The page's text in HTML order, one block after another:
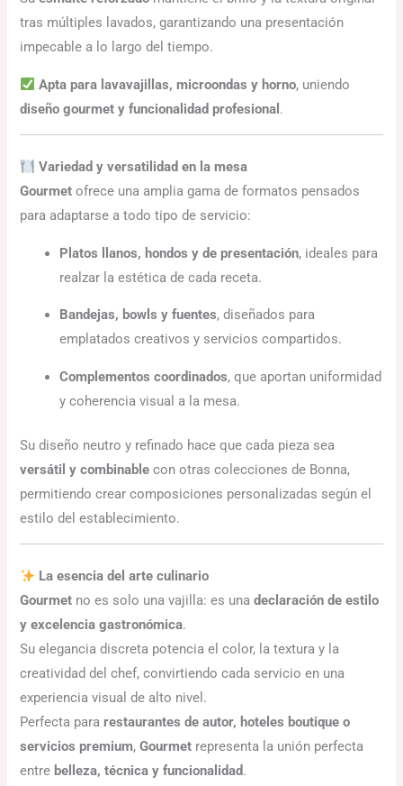
tras múltiples lavados, garantizando una presentación
impecable a lo largo del tiempo.
Apta para lavavajillas, microondas y horno, uniendo
diseño gourmet y funcionalidad profesional .
Variedad y versatilidad en la mesa
Gourmet ofrece una amplia gama de formatos pensados
para adaptarse a todo tipo de servicio:
Platos llanos, hondos y de presentación, ideales para
realzar la estética de cada receta.
Bandejas, bowls y fuentes, diseñados para
emplatados creativos y servicios compartidos.
Complementos coordinados, que aportan uniformidad
y coherencia visual a la mesa.
Su diseño neutro y refinado hace que cada pieza sea
versátil y combinable con otras colecciones de Bonna,
permitiendo crear composiciones personalizadas según el
estilo del establecimiento.
La esencia del arte culinario
Gourmet no es solo una vajilla: es unadeclaración de estilo
y excelencia gastronómica.
Su elegancia discreta potencia el color, la textura y la
creatividad del chef, convirtiendo cada servicio en una
experiencia visual de alto nivel.
Perfecta pararestaurantes de autor, hoteles boutique o
servicios premium,Gourmet representa la unión perfecta
entre belleza, técnica y funcionalidad.